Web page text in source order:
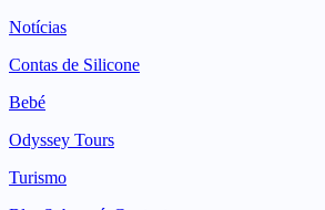
Notícias
Contas de Silicone
Bebé
Odyssey Tours
Turismo